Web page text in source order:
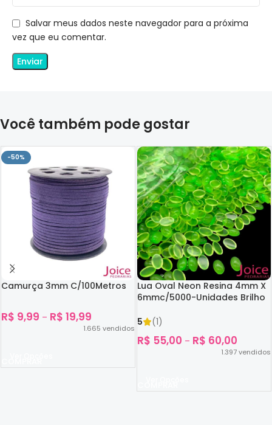
Salvar meus dados neste navegador para a próxima
vez que eu comentar.
Você também pode gostar
-50%
Camurça 3mm C/100Metros
R$ 9,99 – R$ 19,99
1.665 vendidos
Lua Oval Neon Resina 4mm X
6mmc/5000-Unidades Brilho
5
(1)
R$ 55,00 – R$ 60,00
1.397vendidos